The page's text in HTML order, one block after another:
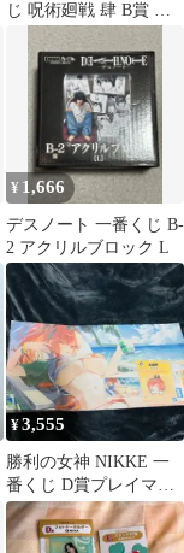
じ 呪術廻戦 肆 B賞 禪
¥ 1,666
デスノート 一番くじ B-
2 アクリルブロック L
¥3,555
勝利の女神 NIKKE 一
番くじ D賞プレイマッ
ト ラピ アクスタ マ
グネット